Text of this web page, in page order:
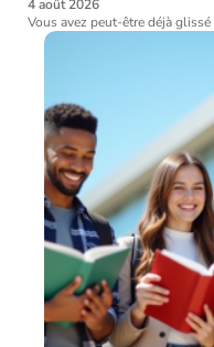
4 août 2026
Vous avez peut-être déjà